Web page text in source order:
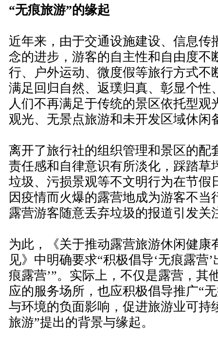
“无痕旅游”的缘起
近年来，由于交通设施建设、信息传
念的进步，游客的自主性和自由度不
行、户外运动、微度假等旅行方式不
满足回归自然、返璞归真、彰显个性
人们不再满足于传统的景区依托型观
观光、无景点旅游和未开发区域休闲
离开了旅行社的组织管理和景区的配
责任感和自律意识有所淡化，踩踏草
垃圾、污损景观等不文明行为在节假
因疫情而火爆的露营地成为游客不当
露营游客随意丢弃垃圾的报道引发关
为此，《关于推动露营旅游休闲健康
见》中明确要求“积极倡导‘无痕露营
痕露营’”。实际上，不仅是露营，其
应的服务场所，也应积极倡导推广“
与环境的负面影响，促进旅游业可持
旅游”提出的背景与缘起。